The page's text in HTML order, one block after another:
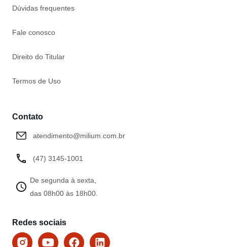
Dúvidas frequentes
Fale conosco
Direito do Titular
Termos de Uso
Contato
atendimento@milium.com.br
(47) 3145-1001
De segunda à sexta,
das 08h00 às 18h00.
Redes sociais